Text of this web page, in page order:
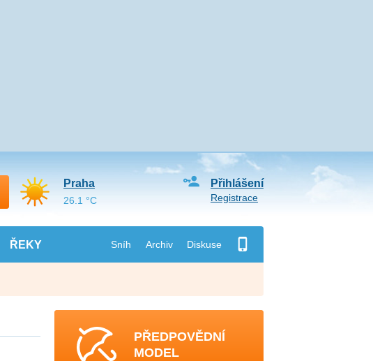
ŘEKY Sníh Archiv Diskuse
Přihlášení
Registrace
Praha
26.1 °C
PŘEDPOVĚDNÍ
MODEL